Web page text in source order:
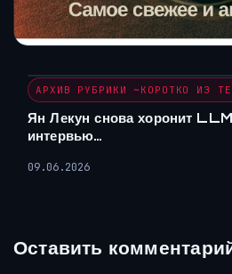
АРХИВ РУБРИКИ ~КОРОТКО ИЗ
Ян Лекун снова хоронит
интервью…
09.06.2026
Оставить